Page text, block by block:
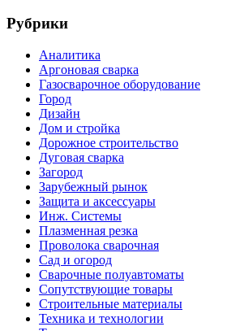
Рубрики
Аналитика
Аргоновая сварка
Газосварочное оборудование
Город
Дизайн
Дом и стройка
Дорожное строительство
Дуговая сварка
Загород
Зарубежный рынок
Защита и аксессуары
Инж. Системы
Плазменная резка
Проволока сварочная
Сад и огород
Сварочные полуавтоматы
Сопутствующие товары
Строительные материалы
Техника и технологии